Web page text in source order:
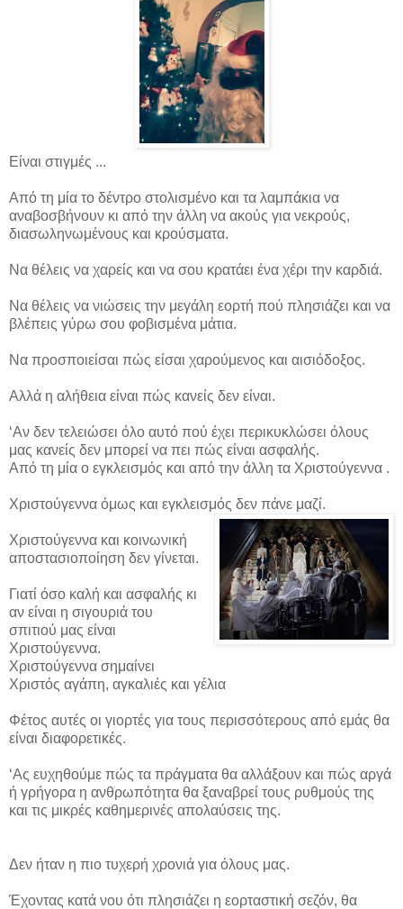
Είναι στιγμές ...
Από τη μία το δέντρο στολισμένο και τα λαμπάκια να
αναβοσβήνουν κι από την άλλη να ακούς για νεκρούς,
διασωληνωμένους και κρούσματα.
Να θέλεις να χαρείς και να σου κρατάει ένα χέρι την καρδιά.
Να θέλεις να νιώσεις την μεγάλη εορτή πού πλησιάζει και να
βλέπεις γύρω σου φοβισμένα μάτια.
Να προσποιείσαι πώς είσαι χαρούμενος και αισιόδοξος.
Αλλά η αλήθεια είναι πώς κανείς δεν είναι.
‘Αν δεν τελειώσει όλο αυτό πού έχει περικυκλώσει όλους
μας κανείς δεν μπορεί να πει πώς είναι ασφαλής.
Από τη μία ο εγκλεισμός και από την άλλη τα Χριστούγεννα .
Χριστούγεννα όμως και εγκλεισμός δεν πάνε μαζί.
Χριστούγεννα και κοινωνική
αποστασιοποίηση δεν γίνεται.
Γιατί όσο καλή και ασφαλής κι
αν είναι η σιγουριά του
σπιτιού μας είναι
Χριστούγεννα.
Χριστούγεννα σημαίνει
Χριστός αγάπη, αγκαλιές και γέλια
Φέτος αυτές οι γιορτές για τους περισσότερους από εμάς θα
είναι διαφορετικές.
‘Ας ευχηθούμε πώς τα πράγματα θα αλλάξουν και πώς αργά
ή γρήγορα η ανθρωπότητα θα ξαναβρεί τους ρυθμούς της
και τις μικρές καθημερινές απολαύσεις της.
Δεν ήταν η πιο τυχερή χρονιά για όλους μας.
Έχοντας κατά νου ότι πλησιάζει η εορταστική σεζόν, θα